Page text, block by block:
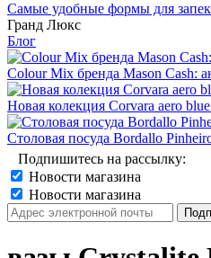
Самые удобные формы для
Гранд Люкс
Блог
Colour Mix бренда Mason Cash:
Новая колекция Corvara aero
Столовая посуда Bordallo
Подпишитесь на рассылку:
Новости магазина
Новости магазина